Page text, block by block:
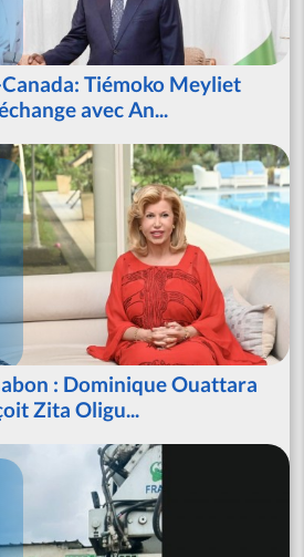
Tiémoko Meyliet
avec An...
: Dominique Ouattara
Zita Oligu...